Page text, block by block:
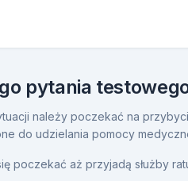
pytania
należy poczekać na
do udzielania pomocy
poczekać aż przyjadą służby